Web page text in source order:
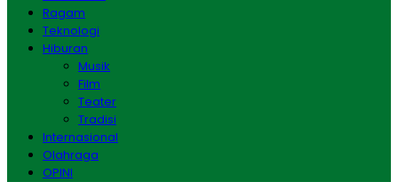
Ragam
Teknologi
Hiburan
Musik
Film
Teater
Tradisi
Internasional
Olahraga
OPINI